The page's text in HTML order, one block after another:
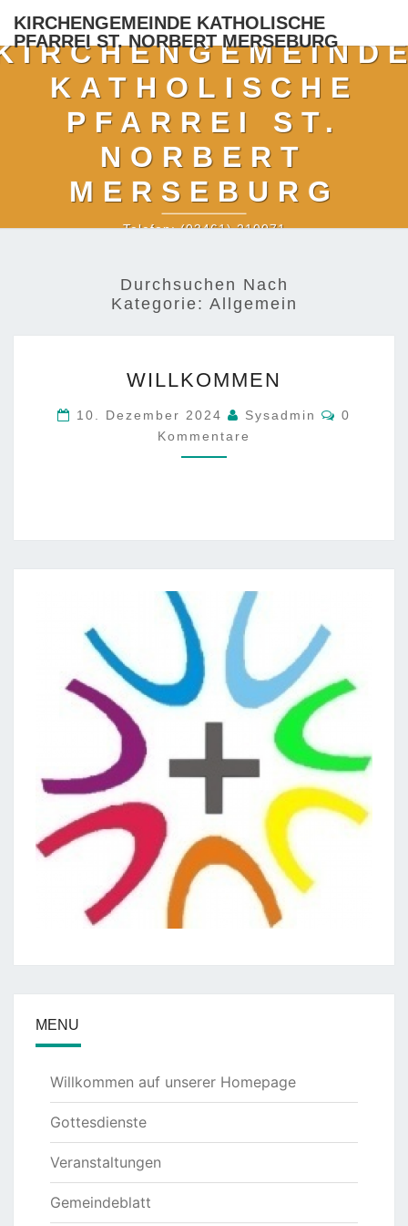
KIRCHENGEMEINDE KATHOLISCHE
PFARREI ST. NORBERT MERSEBURG
KATHOLISCHE
PFARREI ST.
NORBERT
MERSEBURG
Telefon: (03461) 210071
Durchsuchen Nach
Kategorie: Allgemein
WILLKOMMEN
10. Dezember 2024 Sysadmin
0
Kommentare
MENU
Willkommen auf unserer Homepage
Gottesdienste
Veranstaltungen
Gemeindeblatt